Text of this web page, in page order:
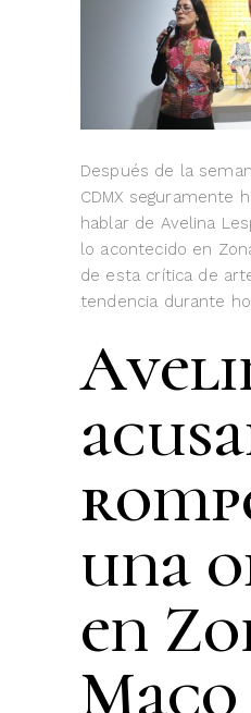
Después de la
CDMX seguramente
hablar de Avelina
lo acontecido en
de esta crítica de
tendencia durante
una
en
Maco